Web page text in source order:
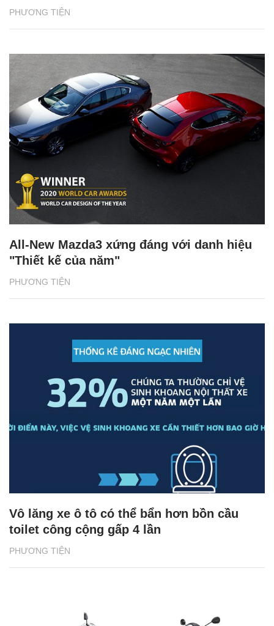
PHƯƠNG TIỆN
PHƯƠNG TIỆN
All-New Mazda3 xứng đáng với danh hiệu
"Thiết kế của năm"
PHƯƠNG TIỆN
Vô lăng xe ô tô có thể bẩn hơn bồn cầu
toilet công cộng gấp 4 lần